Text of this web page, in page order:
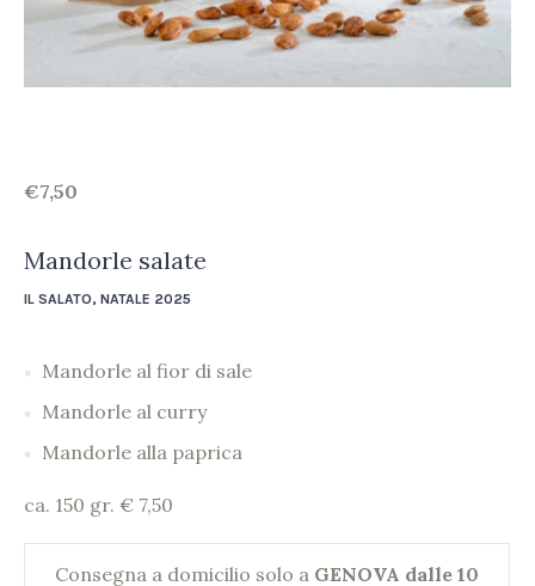
€7,50
Mandorle salate
IL SALATO, NATALE 2025
Mandorle al fior di sale
Mandorle al curry
Mandorle alla paprica
ca. 150 gr. € 7,50
Consegna a domicilio solo a GENOVA dalle 10